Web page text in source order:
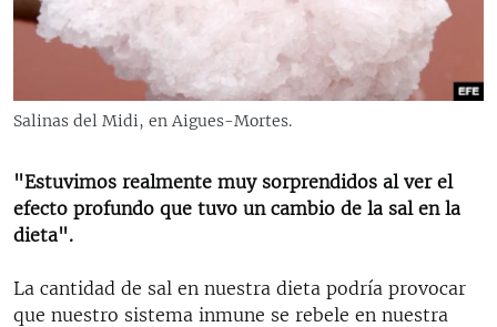
RADIO MARTÍ
ESPECIALES
ESPECIALES
SER VIEJO EN CUBA
KENTU-CUBANO
DESINFORMACIÓN RUSA EN AMÉRICA LATINA
MULTIMEDIA
SÍGUENOS
Salinas del Midi, en Aigues-Mortes.
"Estuvimos realmente muy sorprendidos al ver el
efecto profundo que tuvo un cambio de la sal en la
dieta".
La cantidad de sal en nuestra dieta podría provocar
que nuestro sistema inmune se rebele en nuestra